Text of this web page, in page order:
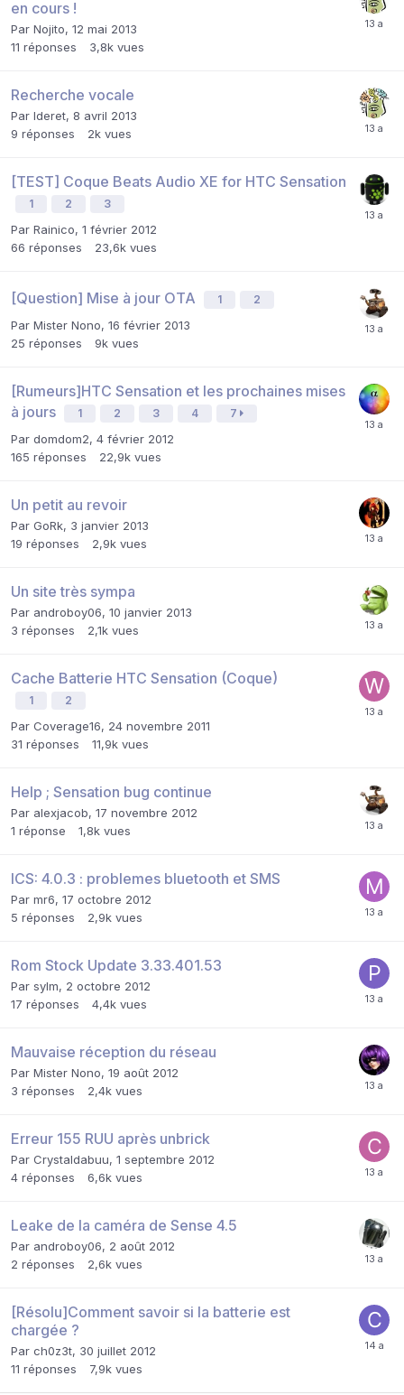
en cours !
Par Nojito, 12 mai 2013
11 réponses 3,8k vues
Recherche vocale
Par Ideret, 8 avril 2013
9 réponses 2k vues
[TEST] Coque Beats Audio XE for HTC Sensation
1 2 3
Par Rainico, 1 février 2012
66 réponses 23,6k vues
[Question] Mise à jour OTA 1 2
Par Mister Nono, 16 février 2013
25 réponses 9k vues
[Rumeurs]HTC Sensation et les prochaines mises
à jours
1 2 3 4 7
Par domdom2, 4 février 2012
165 réponses 22,9k vues
Un petit au revoir
Par GoRk, 3 janvier 2013
19 réponses 2,9k vues
Un site très sympa
Par androboy06, 10 janvier 2013
3 réponses 2,1k vues
Cache Batterie HTC Sensation (Coque)
1 2
Par Coverage16, 24 novembre 2011
31 réponses 11,9k vues
Help ; Sensation bug continue
Par alexjacob, 17 novembre 2012
1 réponse 1,8k vues
ICS: 4.0.3 : problemes bluetooth et SMS
Par mr6, 17 octobre 2012
5 réponses 2,9k vues
Rom Stock Update 3.33.401.53
Par sylm, 2 octobre 2012
17 réponses 4,4k vues
Mauvaise réception du réseau
Par Mister Nono, 19 août 2012
3 réponses 2,4k vues
Erreur 155 RUU après unbrick
Par Crystaldabuu, 1 septembre 2012
4 réponses 6,6k vues
Leake de la caméra de Sense 4.5
Par androboy06, 2 août 2012
2 réponses 2,6k vues
[Résolu]Comment savoir si la batterie est
chargée ?
Par ch0z3t, 30 juillet 2012
11 réponses 7,9k vues